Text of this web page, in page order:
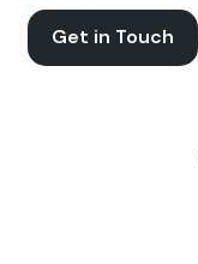
Get in Touch